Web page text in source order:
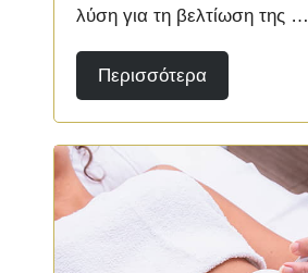
λύση για τη βελτίωση της …
Περισσότερα